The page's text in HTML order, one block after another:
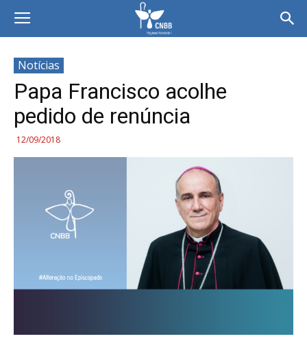
Notícias
Papa Francisco acolhe
pedido de renúncia
12/09/2018